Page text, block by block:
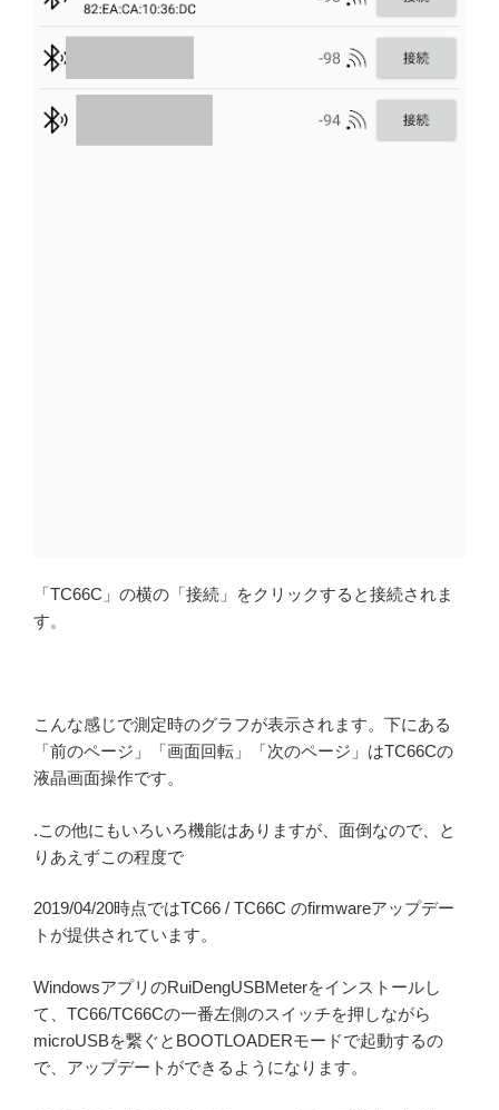
「TC66C」の横の「接続」をクリックすると接続されま
す。
こんな感じで測定時のグラフが表示されます。下にある
「前のページ」「画面回転」「次のページ」はTC66Cの
液晶画面操作です。
.この他にもいろいろ機能はありますが、面倒なので、と
りあえずこの程度で
2019/04/20時点ではTC66 / TC66C のfirmwareアップデー
トが提供されています。
WindowsアプリのRuiDengUSBMeterをインストールし
て、TC66/TC66Cの一番左側のスイッチを押しながら
microUSBを繋ぐとBOOTLOADERモードで起動するの
で、アップデートができるようになります。